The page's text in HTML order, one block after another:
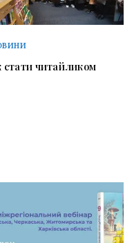
стати читайликом